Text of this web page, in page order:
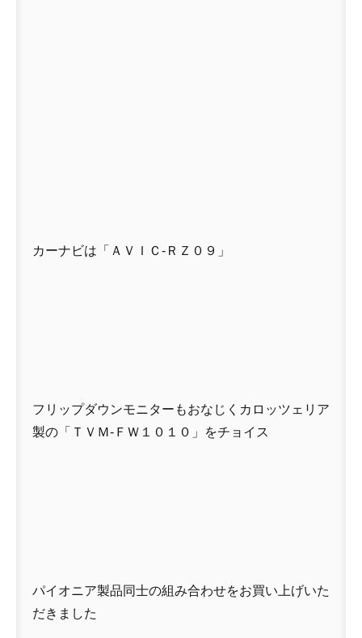
カーナビは「ＡＶＩＣ-ＲＺ０９」
フリップダウンモニターもおなじくカロッツェリア
製の「ＴＶＭ-ＦＷ１０１０」をチョイス
パイオニア製品同士の組み合わせをお買い上げいた
だきました